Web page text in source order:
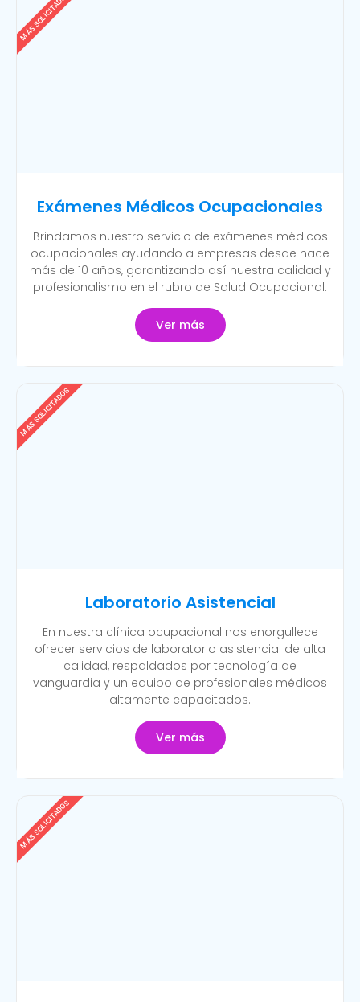
Exámenes Médicos Ocupacionales
Brindamos nuestro servicio de exámenes médicos
ocupacionales ayudando a empresas desde hace
más de 10 años, garantizando así nuestra calidad y
profesionalismo en el rubro de Salud Ocupacional.
Ver más
MÁS SOLICITADOS
Laboratorio Asistencial
En nuestra clínica ocupacional nos enorgullece
ofrecer servicios de laboratorio asistencial de alta
calidad, respaldados por tecnología de
vanguardia y un equipo de profesionales médicos
altamente capacitados.
Ver más
MÁS SOLICITADOS
MÁS SOLICITADOS